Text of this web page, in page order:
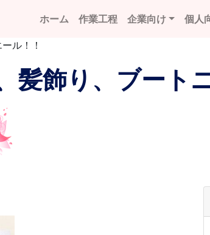
ホーム
作業工程 企業向け 個人
ル！！
髪飾り、ブート